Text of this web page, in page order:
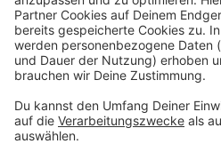
mindestens einspurig
weiterhin überqueren könnt.
Anzeige
Gehwege bleiben frei